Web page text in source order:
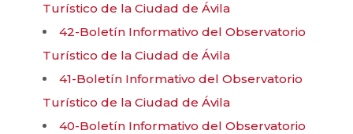
Turístico de la Ciudad de Ávila
42-Boletín Informativo del Observatorio
Turístico de la Ciudad de Ávila
41-Boletín Informativo del Observatorio
Turístico de la Ciudad de Ávila
40-Boletín Informativo del Observatorio